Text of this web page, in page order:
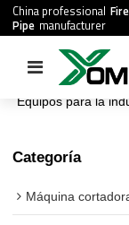
China professional
Pipe manufacturer
todos /
Equipos para la
Categoría
Máquina